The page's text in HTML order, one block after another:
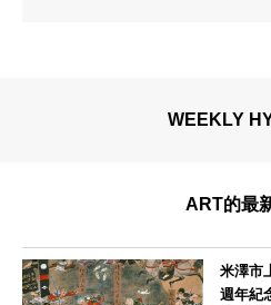
WEEKLY
ART的最
米澤市
週年紀